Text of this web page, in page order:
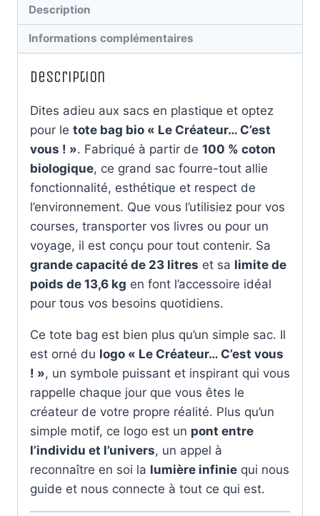
Description
Informations complémentaires
Description
Dites adieu aux sacs en plastique et optez
pour le tote bag bio « Le Créateur… C’est
vous ! ». Fabriqué à partir de 100 % coton
biologique, ce grand sac fourre-tout allie
fonctionnalité, esthétique et respect de
l’environnement. Que vous l’utilisiez pour vos
courses, transporter vos livres ou pour un
voyage, il est conçu pour tout contenir. Sa
grande capacité de 23 litres et sa limite de
poids de 13,6 kg en font l’accessoire idéal
pour tous vos besoins quotidiens.
Ce tote bag est bien plus qu’un simple sac. Il
est orné du logo « Le Créateur… C’est vous
! », un symbole puissant et inspirant qui vous
rappelle chaque jour que vous êtes le
créateur de votre propre réalité. Plus qu’un
simple motif, ce logo est un pont entre
l’individu et l’univers, un appel à
reconnaître en soi la lumière infinie qui nous
guide et nous connecte à tout ce qui est.